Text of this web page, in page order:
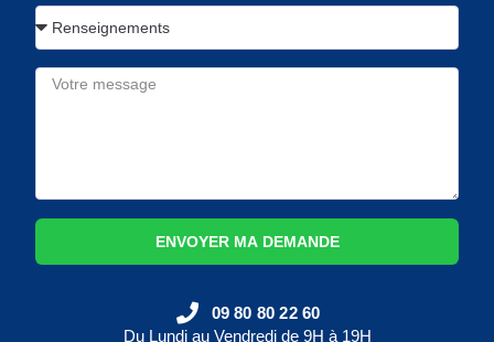
ENVOYER MA DEMANDE
09 80 80 22 60
Du Lundi au Vendredi de 9H à 19H